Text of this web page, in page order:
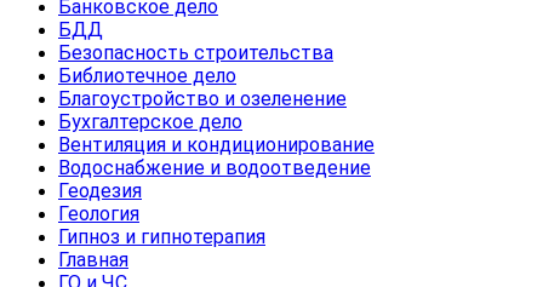
Банковское дело
БДД
Безопасность строительства
Библиотечное дело
Благоустройство и озеленение
Бухгалтерское дело
Вентиляция и кондиционирование
Водоснабжение и водоотведение
Геодезия
Геология
Гипноз и гипнотерапия
Главная